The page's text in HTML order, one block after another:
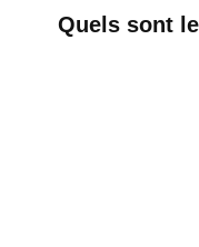
Quels sont